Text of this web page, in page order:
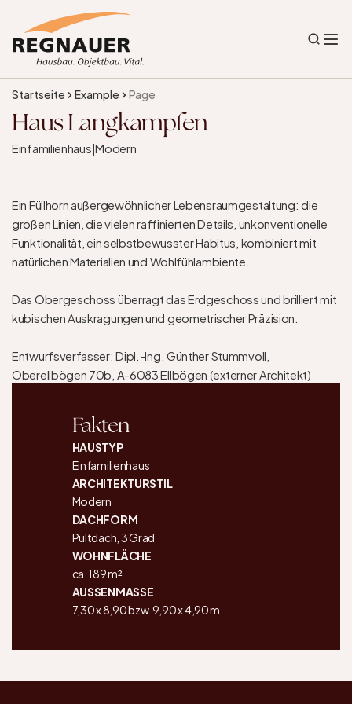
Startseite Example Page
Haus Langkampfen
Einfamilienhaus|Modern
Ein Füllhorn außergewöhnlicher Lebensraumgestaltung: die
großen Linien, die vielen raffinierten Details, unkonventionelle
Funktionalität, ein selbstbewusster Habitus, kombiniert mit
natürlichen Materialien und Wohlfühlambiente.
Das Obergeschoss überragt das Erdgeschoss und brilliert mit
kubischen Auskragungen und geometrischer Präzision.
Entwurfsverfasser: Dipl.-Ing. Günther Stummvoll,
Oberellbögen 70b, A-6083 Ellbögen (externer Architekt)
Fakten
HAUSTYP
Einfamilienhaus
ARCHITEKTURSTIL
Modern
DACHFORM
Pultdach, 3 Grad
WOHNFLÄCHE
ca. 189 m²
AUSSENMASSE
7,30 x 8,90 bzw. 9,90 x 4,90 m